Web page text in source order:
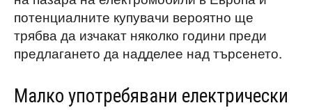
потенциалните купувачи вероятно ще
трябва да изчакат няколко години преди
предлагането да надделее над търсенето.
Малко употребявани електрически